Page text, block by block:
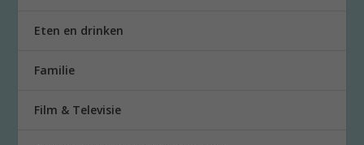
Eten en drinken
Familie
Film & Televisie